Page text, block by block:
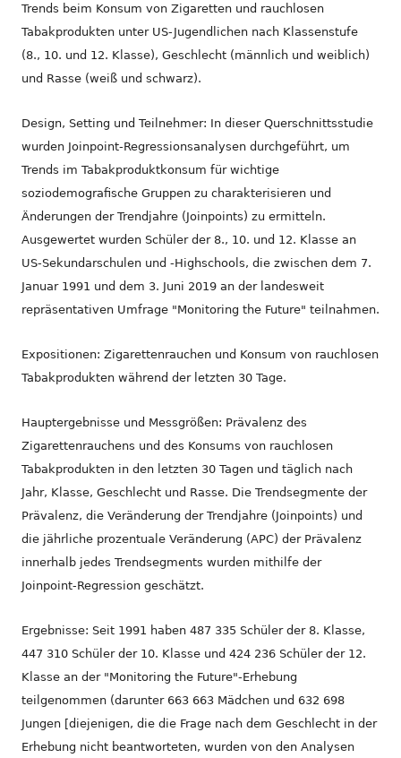
Trends beim Konsum von Zigaretten und rauchlosen
Tabakprodukten unter US-Jugendlichen nach Klassenstufe
(8., 10. und 12. Klasse), Geschlecht (männlich und weiblich)
und Rasse (weiß und schwarz).
Design, Setting und Teilnehmer: In dieser Querschnittsstudie
wurden Joinpoint-Regressionsanalysen durchgeführt, um
Trends im Tabakproduktkonsum für wichtige
soziodemografische Gruppen zu charakterisieren und
Änderungen der Trendjahre (Joinpoints) zu ermitteln.
Ausgewertet wurden Schüler der 8., 10. und 12. Klasse an
US-Sekundarschulen und -Highschools, die zwischen dem 7.
Januar 1991 und dem 3. Juni 2019 an der landesweit
repräsentativen Umfrage "Monitoring the Future" teilnahmen.
Expositionen: Zigarettenrauchen und Konsum von rauchlosen
Tabakprodukten während der letzten 30 Tage.
Hauptergebnisse und Messgrößen: Prävalenz des
Zigarettenrauchens und des Konsums von rauchlosen
Tabakprodukten in den letzten 30 Tagen und täglich nach
Jahr, Klasse, Geschlecht und Rasse. Die Trendsegmente der
Prävalenz, die Veränderung der Trendjahre (Joinpoints) und
die jährliche prozentuale Veränderung (APC) der Prävalenz
innerhalb jedes Trendsegments wurden mithilfe der
Joinpoint-Regression geschätzt.
Ergebnisse: Seit 1991 haben 487 335 Schüler der 8. Klasse,
447 310 Schüler der 10. Klasse und 424 236 Schüler der 12.
Klasse an der "Monitoring the Future"-Erhebung
teilgenommen (darunter 663 663 Mädchen und 632 698
Jungen [diejenigen, die die Frage nach dem Geschlecht in der
Erhebung nicht beantworteten, wurden von den Analysen